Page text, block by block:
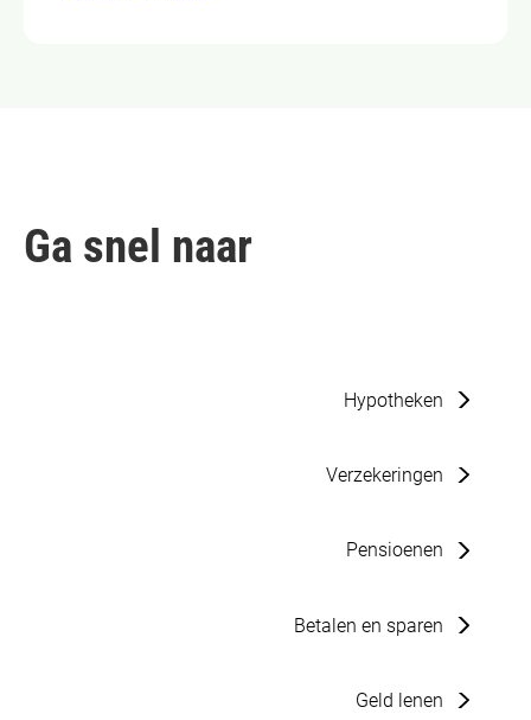
Ga snel naar
Hypotheken
Verzekeringen
Pensioenen
Betalen en sparen
Geld lenen